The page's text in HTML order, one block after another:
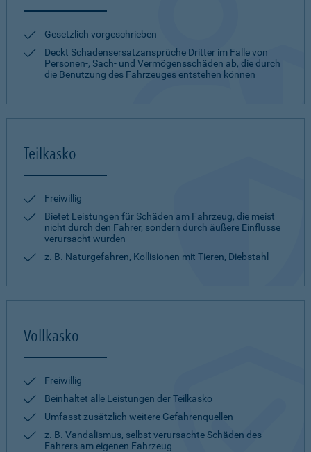
Gesetzlich vorgeschrieben
Deckt Schadensersatzansprüche Dritter im Falle von
Personen-, Sach- und Vermögensschäden ab, die durch
die Benutzung des Fahrzeuges entstehen können
Teilkasko
Freiwillig
Bietet Leistungen für Schäden am Fahrzeug, die meist
nicht durch den Fahrer, sondern durch äußere Einflüsse
verursacht wurden
z. B. Naturgefahren, Kollisionen mit Tieren, Diebstahl
Vollkasko
Freiwillig
Beinhaltet alle Leistungen der Teilkasko
Umfasst zusätzlich weitere Gefahrenquellen
z. B. Vandalismus, selbst verursachte Schäden des
Fahrers am eigenen Fahrzeug